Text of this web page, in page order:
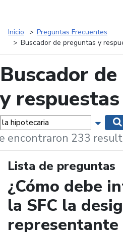
Inicio
Preguntas Frecuentes
Buscador de preguntas y
Buscador
y respuestas
encontraron 233
Lista de preguntas
¿Cómo debe
la SFC la